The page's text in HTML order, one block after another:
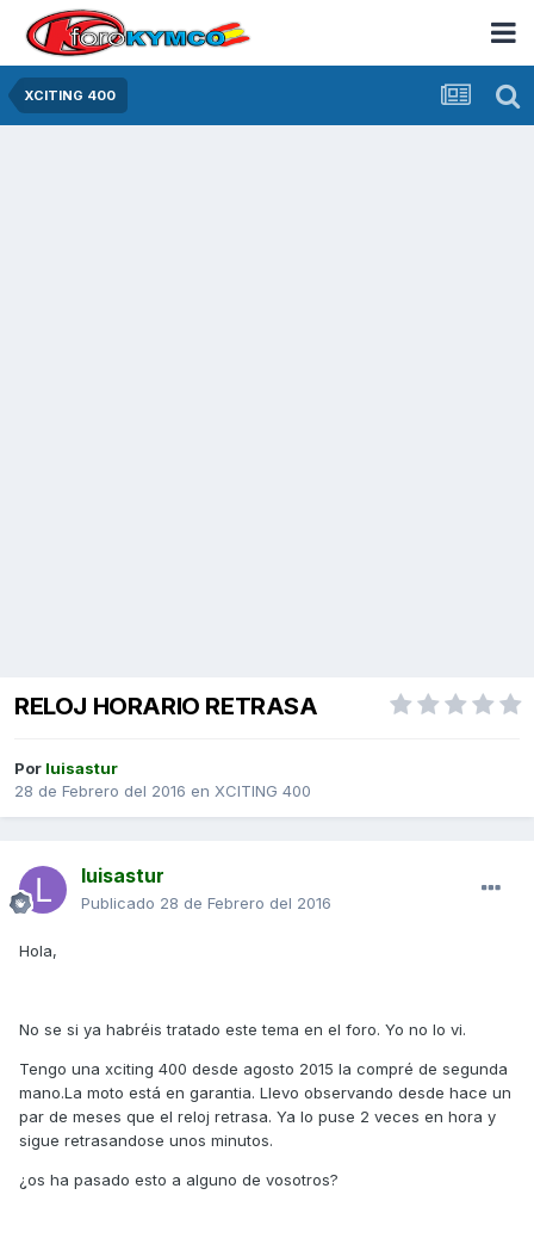
XCITING 400
RELOJ HORARIO RETRASA
Por luisastur
28 de Febrero del 2016 en XCITING 400
luisastur
Publicado 28 de Febrero del 2016
Hola,
No se si ya habréis tratado este tema en el foro. Yo no lo vi.
Tengo una xciting 400 desde agosto 2015 la compré de segunda
mano.La moto está en garantia. Llevo observando desde hace un
par de meses que el reloj retrasa. Ya lo puse 2 veces en hora y
sigue retrasandose unos minutos.
¿os ha pasado esto a alguno de vosotros?